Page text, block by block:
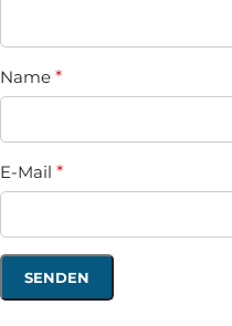
Name *
E-Mail *